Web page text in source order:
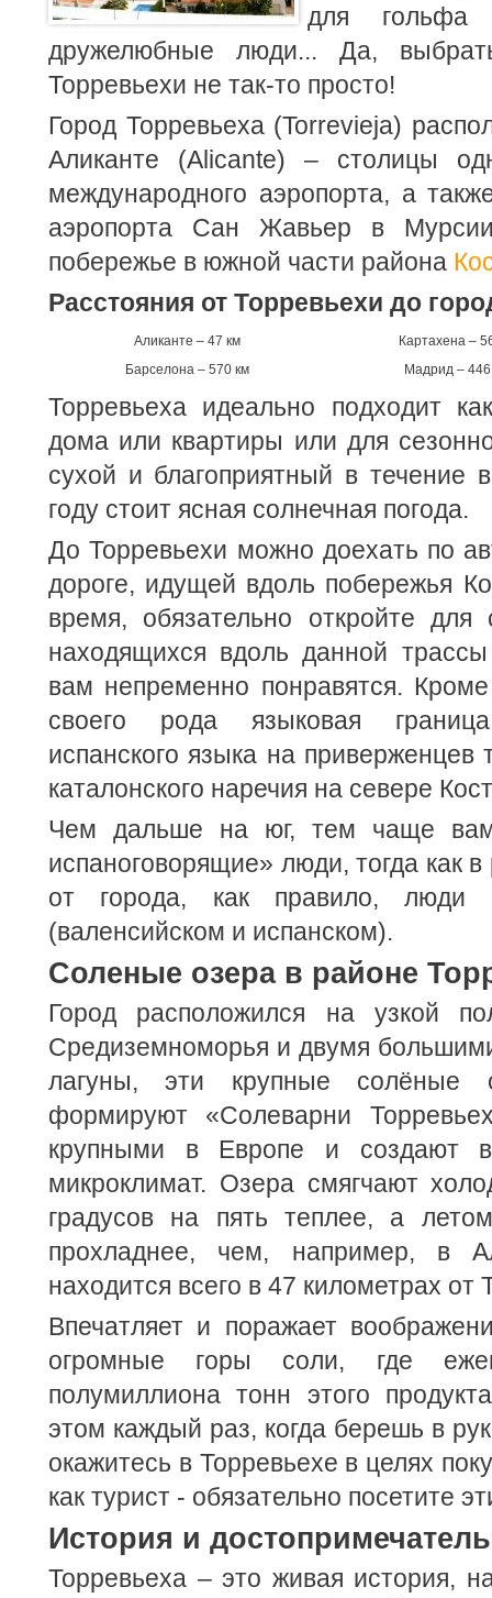
для гольфа
дружелюбные люди... Да,
Торревьехи не так-то просто!
Город Торревьеха (Torrevieja)
Аликанте (Alicante) – столицы
международного аэропорта, а
аэропорта Сан Жавьер в
побережье в южной части района
Расстояния от Торревьехи до
Аликанте – 47 км
Картахена –
Барселона – 570 км
Мадрид –
Торревьеха идеально подходит
дома или квартиры или для
сухой и благоприятный в течение
году стоит ясная солнечная погода.
До Торревьехи можно доехать по
дороге, идущей вдоль побережья
время, обязательно откройте
находящихся вдоль данной
вам непременно понравятся.
своего рода языковая
испанского языка на приверженцев
каталонского наречия на севере
Чем дальше на юг, тем чаще вам
испаноговорящие» люди, тогда как
от города, как правило, люди
(валенсийском и испанском).
Соленые озера в районе
Город расположился на узкой
Средиземноморья и двумя
лагуны, эти крупные солёные
формируют «Солеварни
крупными в Европе и создают в
микроклимат. Озера смягчают
градусов на пять теплее, а
прохладнее, чем, например, в
находится всего в 47 километрах от
Впечатляет и поражает
огромные горы соли, где
полумиллиона тонн этого
этом каждый раз, когда берешь в
окажитесь в Торревьехе в целях
как турист - обязательно посетите
История и
Торревьеха – это живая история,